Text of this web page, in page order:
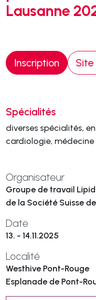
Lausanne
Inscription
Spécialités
diverses spécialités,
cardiologie,
Organisateur
Groupe de travail
de la Société Suisse
Date
13. - 14.11.2025
Localité
Westhive Pont-Rouge
Esplanade de Pont-